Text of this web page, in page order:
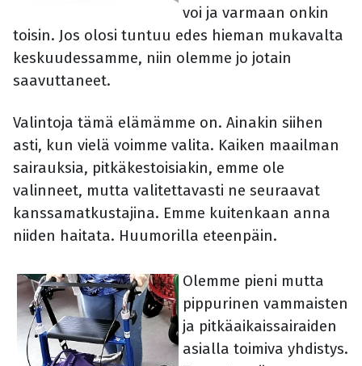
voi ja varmaan onkin
toisin. Jos olosi tuntuu edes hieman mukavalta
keskuudessamme, niin olemme jo jotain
saavuttaneet.
Valintoja tämä elämämme on. Ainakin siihen
asti, kun vielä voimme valita. Kaiken maailman
sairauksia, pitkäkestoisiakin, emme ole
valinneet, mutta valitettavasti ne seuraavat
kanssamatkustajina. Emme kuitenkaan anna
niiden haitata. Huumorilla eteenpäin.
Olemme pieni mutta
pippurinen vammaisten
ja pitkäaikaissairaiden
asialla toimiva yhdistys.